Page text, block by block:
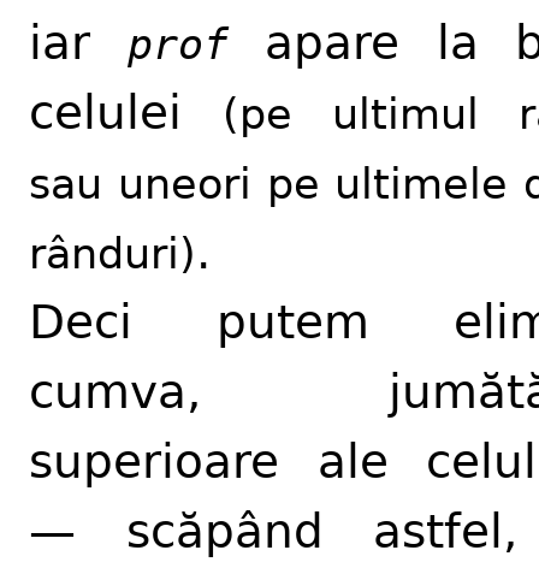
iar profapare la
celulei
(pe ultimul
sau uneori pe ultimele
rânduri).
Deci putem
cumva,
superioare ale
— scăpând